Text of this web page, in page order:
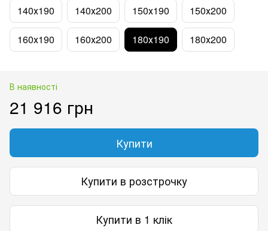
140х190 140х200 150х190 150х200
160х190 160х200 180х190 180х200
В наявності
21 916 грн
Купити
Купити в розстрочку
Купити в 1 клік